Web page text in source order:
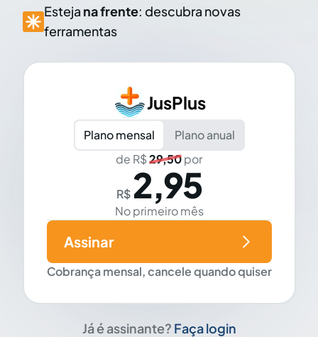
Esteja na frente: descubra novas
ferramentas
JusPlus
Plano mensal
Plano anual
de R$29,50por
R$ 2,95
No primeiro mês
Cobrança mensal, cancele quando quiser
Assinar
Já é assinante? Faça login